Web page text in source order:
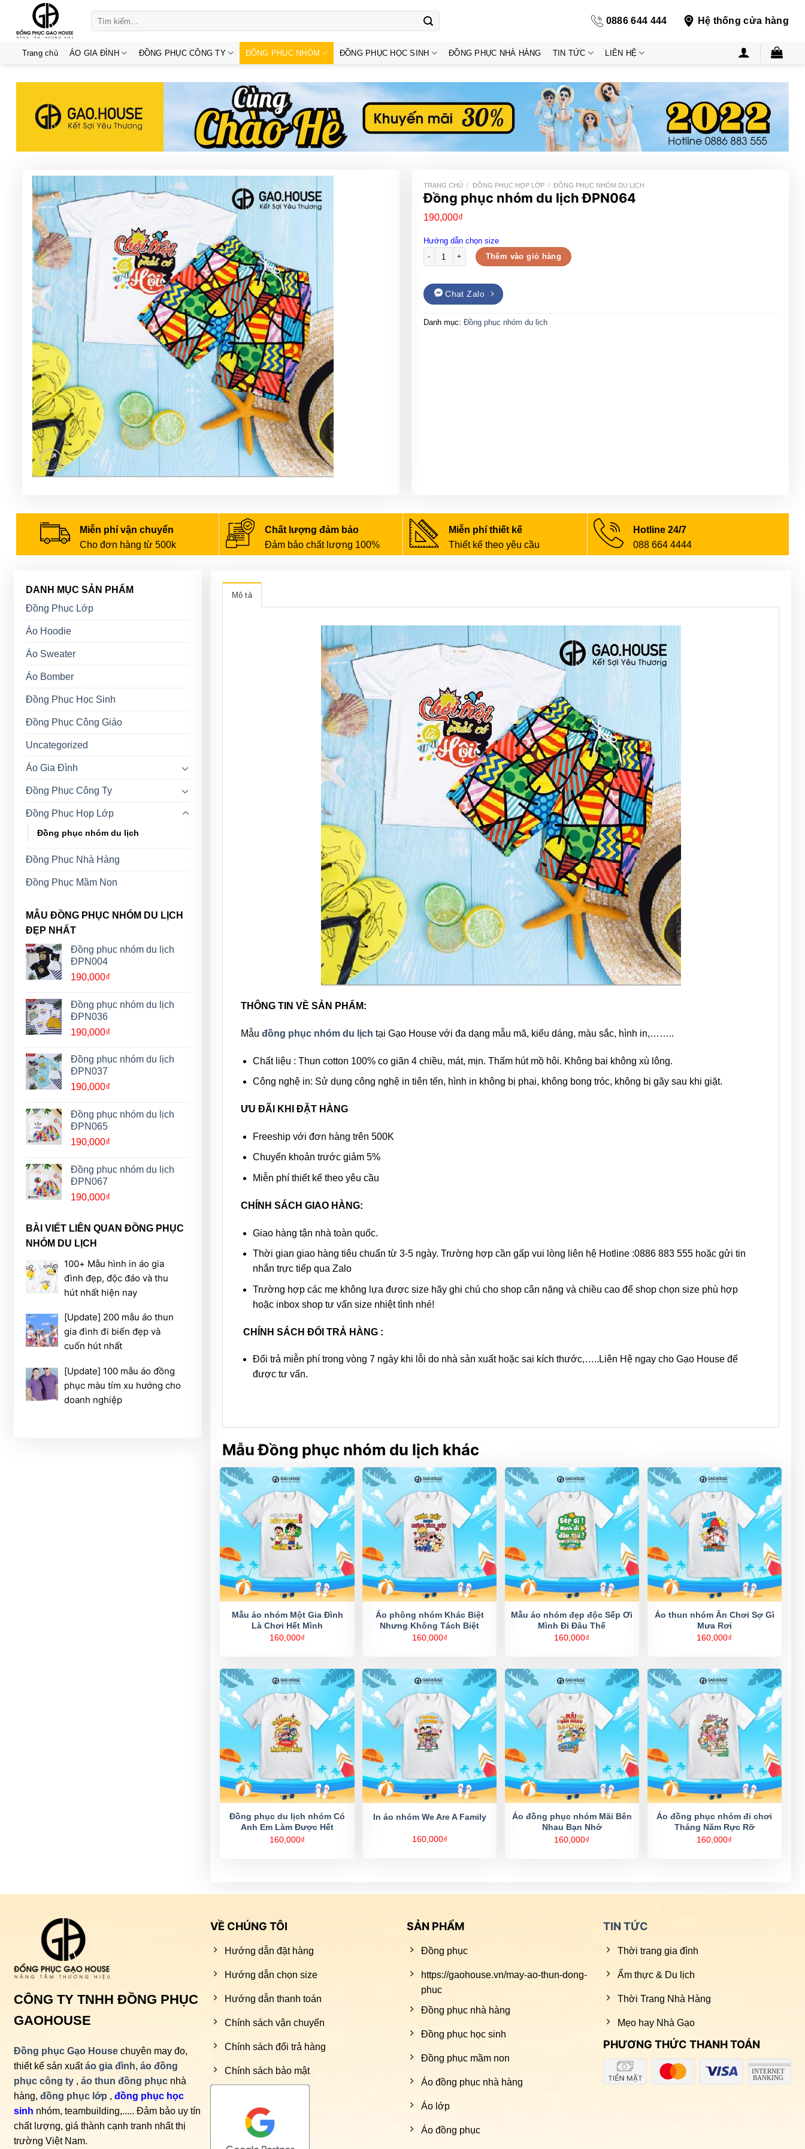
content
0886 644 444 Hệ thống cửa hàng
Trang chủ ÁO GIA ĐÌNH ĐỒNG PHỤC CÔNG TY ĐỒNG PHỤC NHÓM ĐỒNG PHỤC HỌC SINH ĐỒNG PHỤC NHÀ HÀNG TIN TỨC LIÊN HỆ
TRANG CHỦ / ĐỒNG PHỤC HỌP LỚP / ĐỒNG PHỤC NHÓM DU LỊCH
Đồng phục nhóm du lịch ĐPN064
190,000₫
Hướng dẫn chọn size
Đồng phục nhóm du lịch ĐPN064 số lượng
Thêm vào giỏ hàng
Chat Zalo
Danh mục: Đồng phục nhóm du lịch
Miễn phí vận chuyển
Cho đơn hàng từ 500k
Chất lượng đảm bảo
Đảm bảo chất lượng 100%
Miễn phí thiết kế
Thiết kế theo yêu cầu
Hotline 24/7
088 664 4444
DANH MỤC SẢN PHẨM
Đồng Phục Lớp
Áo Hoodie
Áo Sweater
Áo Bomber
Đồng Phục Học Sinh
Đồng Phục Công Giáo
Uncategorized
Áo Gia Đình
Đồng Phục Công Ty
Đồng Phục Họp Lớp
Đồng phục nhóm du lịch
Đồng Phục Nhà Hàng
Đồng Phục Mầm Non
MẪU ĐỒNG PHỤC NHÓM DU LỊCH
ĐẸP NHẤT
Đồng phục nhóm du lịch
ĐPN004
190,000₫
Đồng phục nhóm du lịch
ĐPN036
190,000₫
Đồng phục nhóm du lịch
ĐPN037
190,000₫
Đồng phục nhóm du lịch
ĐPN065
190,000₫
Đồng phục nhóm du lịch
ĐPN067
190,000₫
BÀI VIẾT LIÊN QUAN ĐỒNG PHỤC
NHÓM DU LỊCH
100+ Mẫu hình in áo gia
đình đẹp, độc đáo và thu
hút nhất hiện nay
[Update] 200 mẫu áo thun
gia đình đi biển đẹp và
cuốn hút nhất
[Update] 100 mẫu áo đồng
phục màu tím xu hướng cho
doanh nghiệp
Mô tả
THÔNG TIN VỀ SẢN PHẨM:
Mẫu đồng phục nhóm du lịch tại Gạo House với đa dạng mẫu mã, kiểu dáng, màu sắc, hình in,……..
Chất liệu : Thun cotton 100% co giãn 4 chiều, mát, mịn. Thấm hút mồ hôi. Không bai không xù lông.
Công nghệ in: Sử dụng công nghệ in tiên tến, hình in không bị phai, không bong tróc, không bị gãy sau khi giặt.
ƯU ĐÃI KHI ĐẶT HÀNG
Freeship với đơn hàng trên 500K
Chuyển khoản trước giảm 5%
Miễn phí thiết kế theo yêu cầu
CHÍNH SÁCH GIAO HÀNG:
Giao hàng tận nhà toàn quốc.
Thời gian giao hàng tiêu chuẩn từ 3-5 ngày. Trường hợp cần gấp vui lòng liên hệ Hotline :0886 883 555 hoặc gửi tin
nhắn trực tiếp qua Zalo
Trường hợp các mẹ không lựa được size hãy ghi chú cho shop cân nặng và chiều cao để shop chọn size phù hợp
hoặc inbox shop tư vấn size nhiệt tình nhé!
CHÍNH SÁCH ĐỔI TRẢ HÀNG :
Đổi trả miễn phí trong vòng 7 ngày khi lỗi do nhà sản xuất hoặc sai kích thước,…..Liên Hệ ngay cho Gạo House để
được tư vấn.
Mẫu Đồng phục nhóm du lịch khác
Mẫu áo nhóm Một Gia Đình
Là Chơi Hết Mình
160,000₫
Áo phông nhóm Khác Biệt
Nhưng Không Tách Biệt
160,000₫
Mẫu áo nhóm đẹp độc Sếp Ơi
Mình Đi Đâu Thế
160,000₫
Áo thun nhóm Ăn Chơi Sợ Gì
Mưa Rơi
160,000₫
Đồng phục du lịch nhóm Có
Anh Em Làm Được Hết
160,000₫
In áo nhóm We Are A Family
160,000₫
Áo đồng phục nhóm Mãi Bên
Nhau Bạn Nhớ
160,000₫
Áo đồng phục nhóm đi chơi
Tháng Năm Rực Rỡ
160,000₫
CÔNG TY TNHH ĐỒNG PHỤC
GAOHOUSE
Đồng phục Gạo Housechuyên may đo,
thiết kế sản xuấtáo gia đình, áo đồng
phục công ty, áo thun đồng phụcnhà
hàng, đồng phục lớp , đồng phục học
sinh nhóm, teambuilding,..... Đảm bảo uy tín
chất lượng, giá thành cạnh tranh nhất thị
trường Việt Nam.
VỀ CHÚNG TÔI
Hướng dẫn đặt hàng
Hướng dẫn chọn size
Hướng dẫn thanh toán
Chính sách vận chuyển
Chính sách đổi trả hàng
Chính sách bảo mật
SẢN PHẨM
Đồng phục
https://gaohouse.vn/may-ao-thun-dong-
phuc
Đồng phục nhà hàng
Đồng phục học sinh
Đồng phục mầm non
Áo đồng phục nhà hàng
Áo lớp
Áo đồng phục
TIN TỨC
Thời trang gia đình
Ẩm thực & Du lịch
Thời Trang Nhà Hàng
Mẹo hay Nhà Gạo
PHƯƠNG THỨC THANH TOÁN